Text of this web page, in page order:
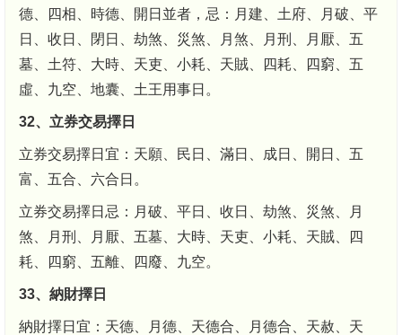
德、四相、時德、開日並者，忌：月建、土府、月破、平
日、收日、閉日、劫煞、災煞、月煞、月刑、月厭、五
墓、土符、大時、天吏、小耗、天賊、四耗、四窮、五
虛、九空、地囊、土王用事日。
32、立券交易擇日
立券交易擇日宜：天願、民日、滿日、成日、開日、五
富、五合、六合日。
立券交易擇日忌：月破、平日、收日、劫煞、災煞、月
煞、月刑、月厭、五墓、大時、天吏、小耗、天賊、四
耗、四窮、五離、四廢、九空。
33、納財擇日
納財擇日宜：天德、月德、天德合、月德合、天赦、天